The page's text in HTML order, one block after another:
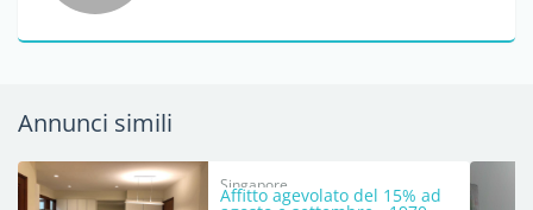
Annunci simili
Singapore
Affitto agevolato del 15% ad